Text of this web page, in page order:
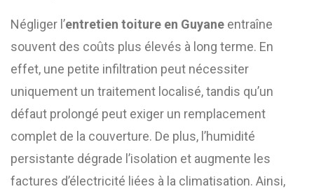
Négliger l’entretien toiture en Guyane entraîne
souvent des coûts plus élevés à long terme. En
effet, une petite infiltration peut nécessiter
uniquement un traitement localisé, tandis qu’un
défaut prolongé peut exiger un remplacement
complet de la couverture. De plus, l’humidité
persistante dégrade l’isolation et augmente les
factures d’électricité liées à la climatisation. Ainsi,